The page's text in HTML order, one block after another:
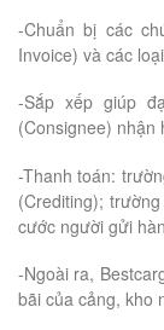
-Chuẩn bị các
Invoice) và các
-Sắp xếp giúp
(Consignee) nhận
-Thanh toán:
(Crediting);
cước người gửi
-Ngoài ra,
bãi của cảng, kho